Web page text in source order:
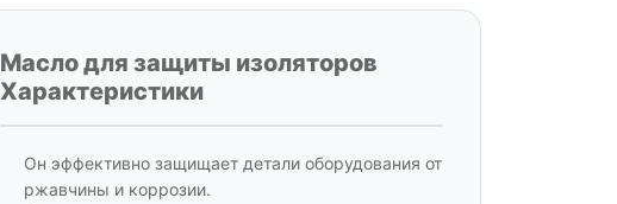
Масло для защиты изоляторов
Характеристики
Он эффективно защищает детали оборудования от
ржавчины и коррозии.